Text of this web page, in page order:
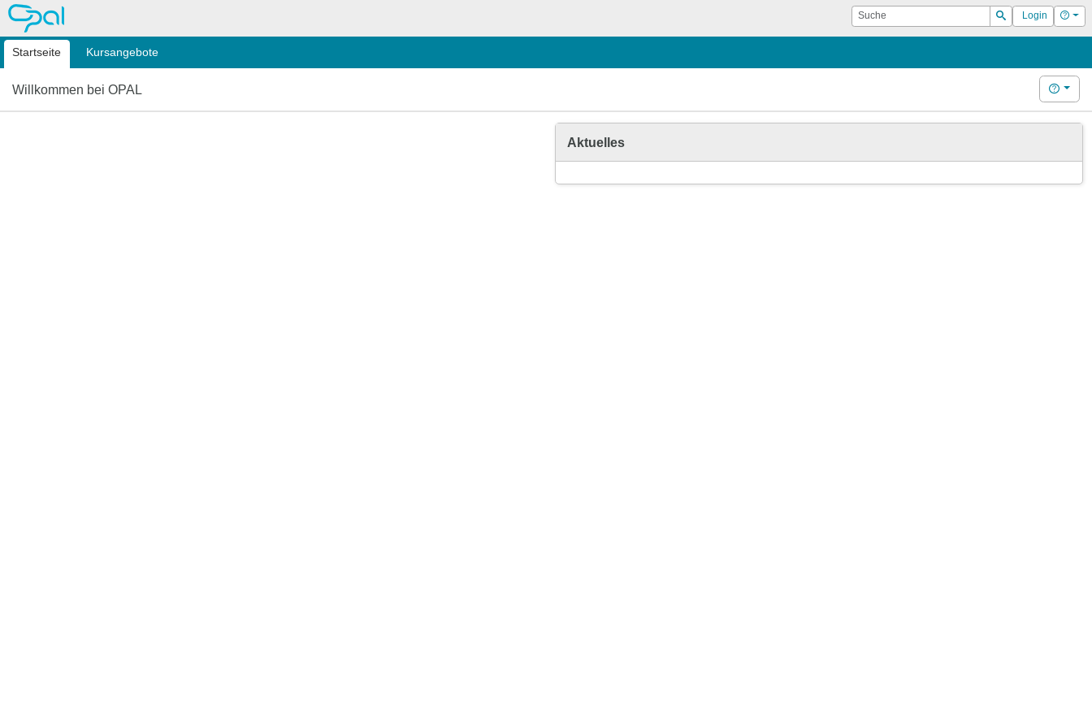
OPAL Suche
Suchen
Login Hilfe
Startseite Kursangebote
Willkommen bei OPAL Hilfe
Aktuelles